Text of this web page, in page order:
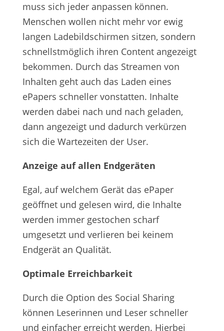
muss sich jeder anpassen können.
Menschen wollen nicht mehr vor ewig
langen Ladebildschirmen sitzen, sondern
schnellstmöglich ihren Content angezeigt
bekommen. Durch das Streamen von
Inhalten geht auch das Laden eines
ePapers schneller vonstatten. Inhalte
werden dabei nach und nach geladen,
dann angezeigt und dadurch verkürzen
sich die Wartezeiten der User.
Anzeige auf allen Endgeräten
Egal, auf welchem Gerät das ePaper
geöffnet und gelesen wird, die Inhalte
werden immer gestochen scharf
umgesetzt und verlieren bei keinem
Endgerät an Qualität.
Optimale Erreichbarkeit
Durch die Option des Social Sharing
können Leserinnen und Leser schneller
und einfacher erreicht werden. Hierbei